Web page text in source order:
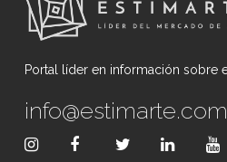
Portal líder en información sobre
info@estimarte.com